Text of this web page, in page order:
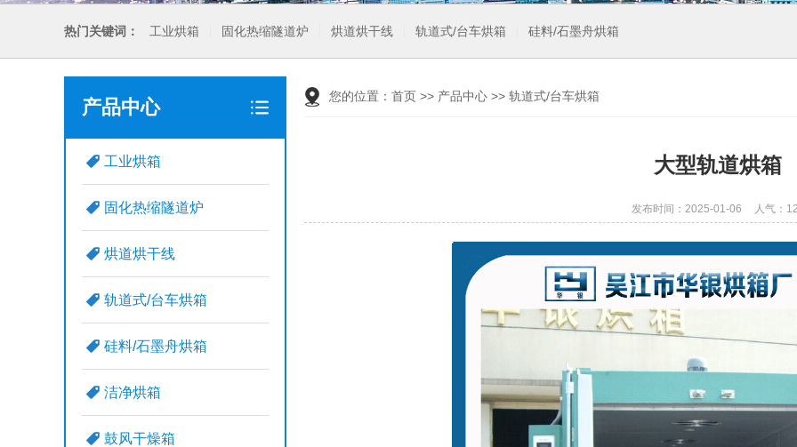
热门关键词： 工业烘箱 固化热缩隧道炉 烘道烘干线 轨道式/台车烘箱 硅料/石墨舟烘箱
产品中心
工业烘箱
固化热缩隧道炉
烘道烘干线
轨道式/台车烘箱
硅料/石墨舟烘箱
洁净烘箱
鼓风干燥箱
您的位置： 首页 >> 产品中心 >> 轨道式/台车烘箱
大型轨道烘箱
发布时间：2025-01-06 人气：